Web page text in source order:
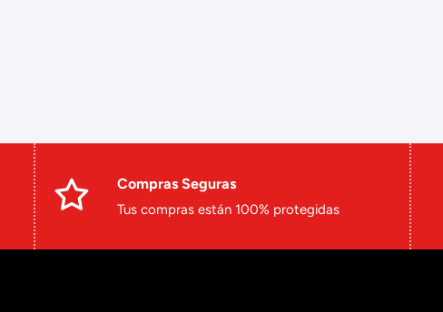
Compras Seguras
Tus compras están 100% protegidas